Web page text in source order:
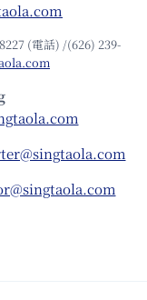
(電話) /(626) 239-